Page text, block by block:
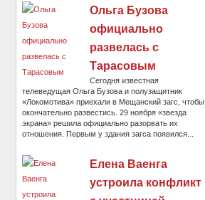
Ольга Бузова
официально
развелась с
Тарасовым
Сегодня известная
телеведущая Ольга Бузова и полузащитник
«Локомотива» приехали в Мещанский загс, чтобы
окончательно развестись. 29 ноября «звезда
экрана» решила официально разорвать их
отношения. Первым у здания загса появился...
Елена Ваенга
устроила конфликт